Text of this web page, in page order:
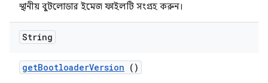
স্থানীয় বুটলোডার ইমেজ ফাইলটি সংগ্রহ করুন।
String
getBootloaderVersion ()